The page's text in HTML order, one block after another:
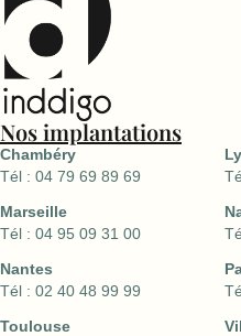
Nos implantations
Chambéry
Tél : 04 79 69 89 69
Marseille
Tél : 04 95 09 31 00
Nantes
Tél : 02 40 48 99 99
Toulouse